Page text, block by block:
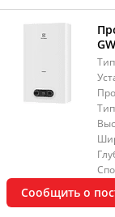
Сообщить о